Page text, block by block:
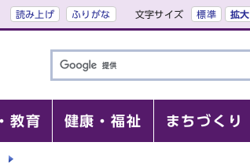
読み上げ ふりがな 文字サイズ 標準 拡大
教育 健康・福祉 まちづくり